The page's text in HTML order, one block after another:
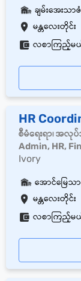
မန္တလေးတိုင်း
ချမ်းအေးသာဇံ
လစာကြည့်မ
HR
စီမံရေးရာ၊ အလုပ်
Admin, HR,
Ivory
မန္တလေးတိုင်း
အောင်မြေသ
လစာကြည့်မ